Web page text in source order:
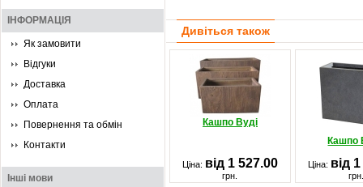
ІНФОРМАЦІЯ
Як замовити
Відгуки
Доставка
Оплата
Повернення та обмін
Контакти
Інші мови
Дивіться також
Кашпо Вуді
Кашпо
Ціна: від 1 527.00
грн.
Ціна: від
грн.